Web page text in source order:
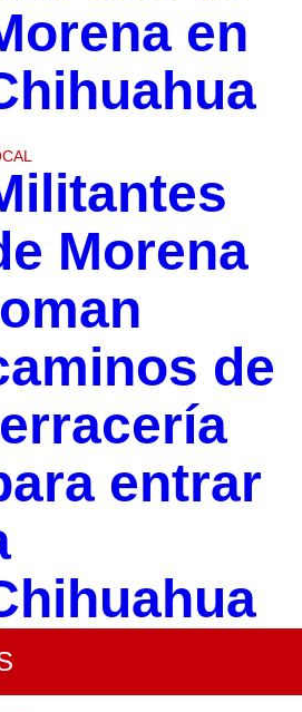
en
Morena
de
entrar